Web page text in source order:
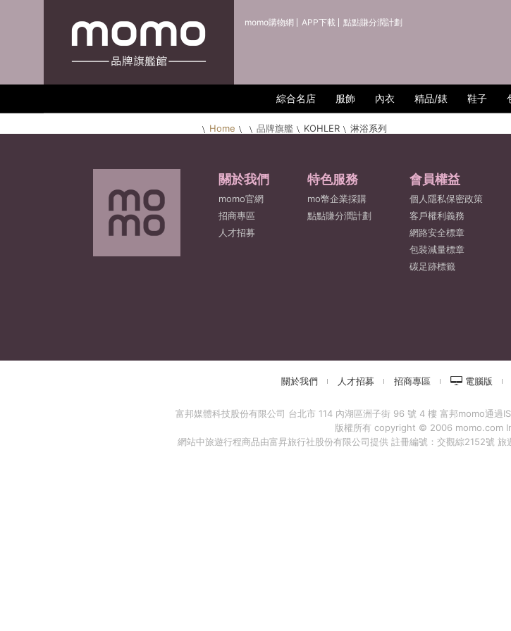
momo購物網 APP下載 點點賺分潤計劃
綜合名店 服飾 內衣 精品/錶 鞋子
Home 品牌旗艦 KOHLER 淋浴系列
關於我們
momo官網
招商專區
人才招募
特色服務
mo幣企業採購
點點賺分潤計劃
會員權益
個人隱私保密政策
客戶權利義務
網路安全標章
包裝減量標章
碳足跡標籤
關於我們 人才招募 招商專區 電腦版
富邦媒體科技股份有限公司 台北市 114 內湖區洲子街 96 號 4 樓 富邦momo通
版權所有 copyright © 2006 momo.com
網站中旅遊行程商品由富昇旅行社股份有限公司提供 註冊編號：交觀綜2152號